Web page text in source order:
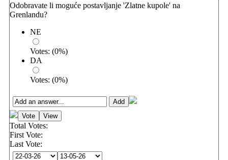
Odobravate li moguće postavljanje 'Zlatne kupole' na
Grenlandu?
NE
Votes: (0%)
DA
Votes: (0%)
Total Votes:
First Vote:
Last Vote: